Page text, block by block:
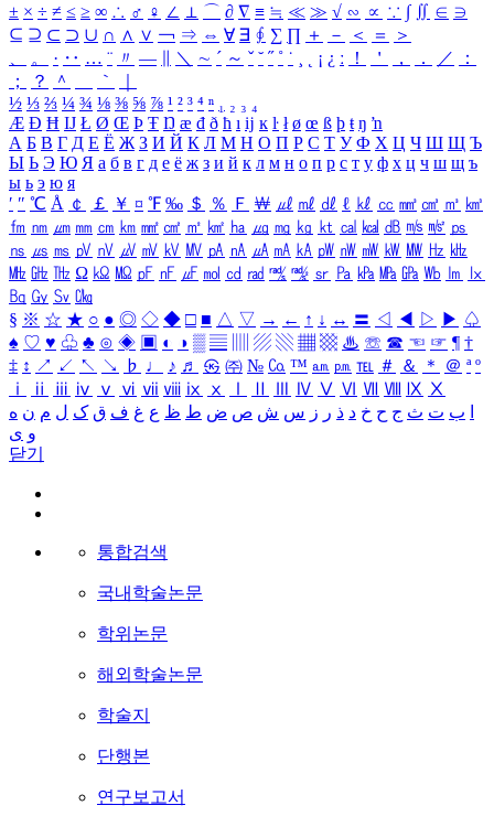
± × ÷ ≠ ≤ ≥ ∞ ∴ ♂ ♀ ∠ ⊥ ⌒ ∂ ∇ ≡ ≒ ≪ ≫ √ ∽ ∝ ∵ ∫ ∬ ∈ ∋
⊆ ⊇ ⊂ ⊃ ∪ ∩ ∧ ∨ ￢ ⇒ ⇔ ∀ ∃ ∮ ∑ ∏ ＋ － ＜ ＝
＞
、
。 · ‥ … ¨ 〃 ― ＼ ∼ ´ ～ ˇ ˘ ˝ ˚ ˙ ¸ ¡ ¿ ː ！ ＇ ， ． ／
：
；
？ ＾ ｀
½ ⅓ ⅔ ¼ ¾ ⅛ ⅜ ⅝ ⅞ ¹ ² ³ ⁴ ⁿ ₁ ₂ ₃ ₄
Æ Ð Ħ Ĳ Ł Ø Œ Þ Ŧ Ŋ æ đ ð ħ ı ĳ ĸ ŀ ł ø œ ß þ ŧ ŋ ŉ
А Б В Г Д Е Ё Ж З И Й К Л М Н О П Р С Т У Ф Х Ц Ч Ш Щ Ъ
Ы Ь Э Ю Я а б в г д е ё ж з и й к л м н о п р с т у ф х ц ч ш щ ъ
ы ь э ю я
′ ″ ℃ Å ￠ ￡ ￥ ¤ ℉ ‰ ＄ ％ Ｆ ￦ ㎕ ㎖ ㎗ ℓ ㎘ ㏄ ㎣ ㎤ ㎥ ㎦
㎙ ㎚ ㎛ ㎜ ㎝ ㎞ ㎟ ㎠ ㎡ ㎢ ㏊ ㎍ ㎎ ㎏ ㏏ ㎈ ㎉ ㏈ ㎧ ㎨ ㎰
㎱ ㎲ ㎳ ㎴ ㎵ ㎶ ㎷ ㎸ ㎹ ㎀ ㎁ ㎂ ㎃ ㎄ ㎺ ㎻ ㎽ ㎾ ㎿ ㎐ ㎑
㎒ ㎓ ㎔ Ω ㏀ ㏁ ㎊ ㎋ ㎌ ㏖ ㏅ ㎭ ㎮ ㎯ ㏛ ㎩ ㎪ ㎫ ㎬ ㏝ ㏐
㏓
㏃ ㏉ ㏜ ㏆
§ ※ ☆ ★ ○ ● ◎ ◇ ◆ □ ■ △ ▽ → ← ↑ ↓ ↔ 〓 ◁ ◀ ▷ ▶ ♤
♠ ♡ ♥ ♧ ♣ ⊙ ◈ ▣ ◐ ◑ ▒ ▤ ▨ ▧ ▦ ▩ ♨ ☏ ☎ ☜ ☞ ¶ †
‡ ↕ ↗ ↙ ↖ ↘ ♭ ♩ ♪ ♬ ㉿ ㈜ № ㏇ ™ ㏂ ㏘ ℡ ＃ ＆ ＊ ＠ ª º
ⅰ
ⅱ ⅲ ⅳ ⅴ ⅵ ⅶ ⅷ ⅸ ⅹ Ⅳ Ⅴ Ⅵ Ⅶ Ⅷ Ⅸ Ⅹ
ب ت ث ج ح خ د ذ ر ز س ش ص ض ط ظ ع غ ف ق ک ل م ن ه
و ی
닫기
통합검색
국내학술논문
학위논문
해외학술논문
학술지
단행본
연구보고서